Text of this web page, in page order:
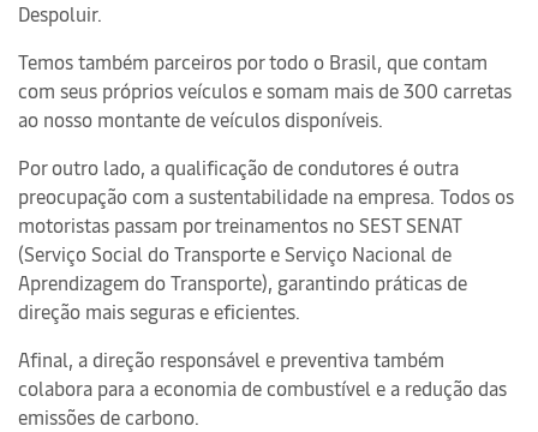
Despoluir.
Temos também parceiros por todo o Brasil, que contam
com seus próprios veículos e somam mais de 300 carretas
ao nosso montante de veículos disponíveis.
Por outro lado, a qualificação de condutores é outra
preocupação com a sustentabilidade na empresa. Todos os
motoristas passam por treinamentos no SEST SENAT
(Serviço Social do Transporte e Serviço Nacional de
Aprendizagem do Transporte), garantindo práticas de
direção mais seguras e eficientes.
Afinal, a direção responsável e preventiva também
colabora para a economia de combustível e a redução das
emissões de carbono.